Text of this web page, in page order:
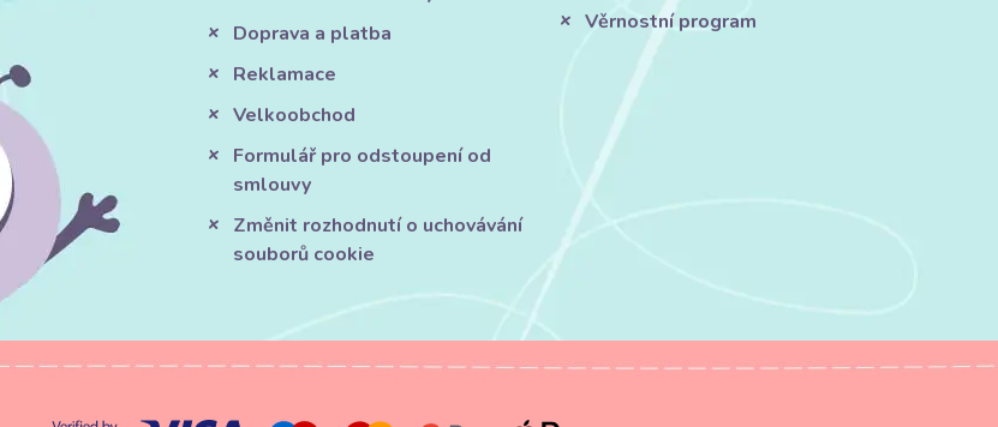
Doprava a platba
Reklamace
Velkoobchod
Formulář pro odstoupení od
smlouvy
Změnit rozhodnutí o uchovávání
souborů cookie
Věrnostní program